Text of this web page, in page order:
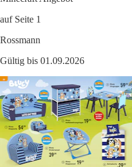
auf Seite 1
Rossmann
Gültig bis 01.09.2026